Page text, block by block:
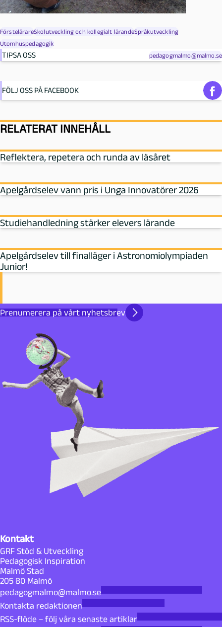
FörstelärareSkolutveckling och kollegialt lärandeSpråkutveckling
Utomhuspedagogik
TIPSA OSS pedagogmalmo@malmo.se
FÖLJ OSS PÅ FACEBOOK
RELATERAT INNEHÅLL
Reflektera, repetera och runda av läsåret
Apelgårdselev vann pris i Unga Innovatörer 2026
Studiehandledning stärker elevers lärande
Apelgårdselev till finalläger i Astronomiolympiaden
Junior!
Prenumerera på vårt nyhetsbrev
Kontakt
GRF Stöd & Utveckling
Pedagogisk Inspiration
Malmö Stad
205 80 Malmö
pedagogmalmo@malmo.se
Kontakta redaktionen
RSS-flöde – följ våra senaste artiklar